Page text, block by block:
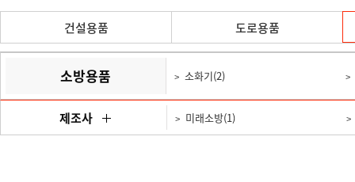
건설용품 도로용품
소방용품 소화기(2)
제조사 미래소방(1)